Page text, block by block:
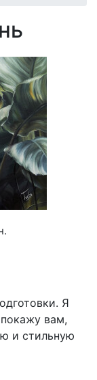
Я
вам,
и стильную